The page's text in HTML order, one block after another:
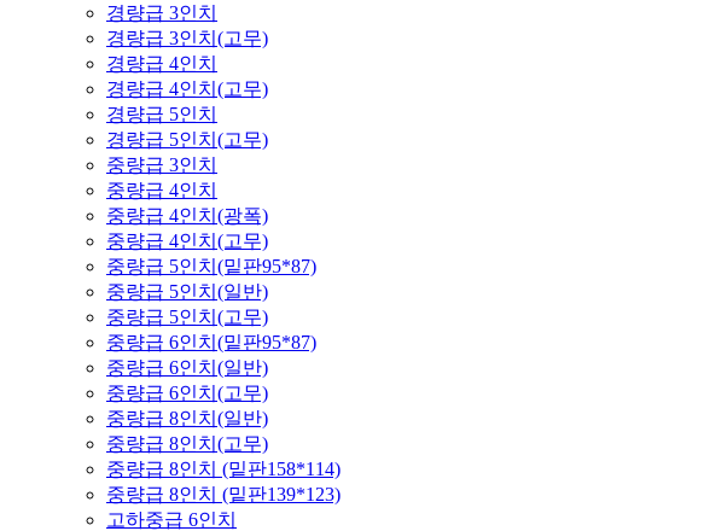
경량급 3인치
경량급 3인치(고무)
경량급 4인치
경량급 4인치(고무)
경량급 5인치
경량급 5인치(고무)
중량급 3인치
중량급 4인치
중량급 4인치(광폭)
중량급 4인치(고무)
중량급 5인치(밑판95*87)
중량급 5인치(일반)
중량급 5인치(고무)
중량급 6인치(밑판95*87)
중량급 6인치(일반)
중량급 6인치(고무)
중량급 8인치(일반)
중량급 8인치(고무)
중량급 8인치 (밑판158*114)
중량급 8인치 (밑판139*123)
고하중급 6인치